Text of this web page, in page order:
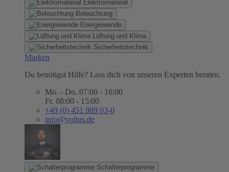
Elektromaterial
Beleuchtung
Energiewende
Lüftung und Klima
Sicherheitstechnik
Marken
Du benötigst Hilfe? Lass dich von unseren Experten beraten.
Mo. - Do. 07:00 - 16:00
Fr. 08:00 - 15:00
+49 (0) 451 989 03-0
info@voltus.de
Schalterprogramme